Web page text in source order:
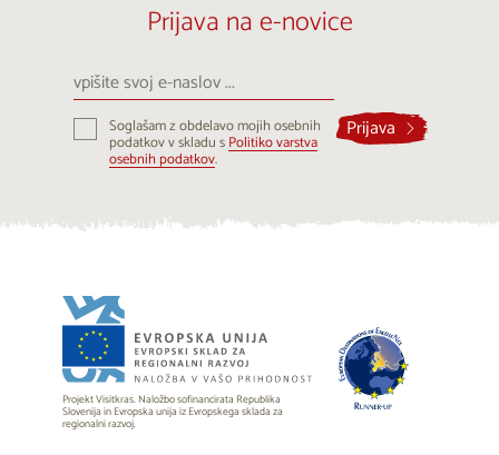
Prijava na e-novice
vpišite
svoj
e-
naslovSoglašam z obdelavo mojih osebnih
podatkov v skladu sPolitiko varstva
osebnih podatkov.
Prijava
Projekt Visitkras. Naložbo sofinancirata Republika
Slovenija in Evropska unija iz Evropskega sklada za
regionalni razvoj.